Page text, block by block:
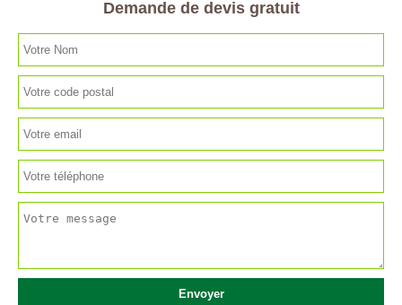
Demande de devis gratuit